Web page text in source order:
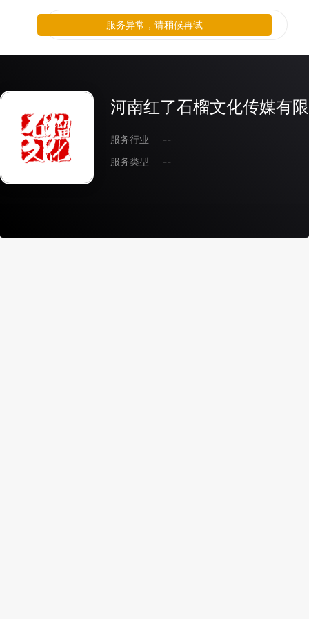
河南红了石榴文化传媒有
服务行业
--
服务类型
--
服务异常，请稍候再试